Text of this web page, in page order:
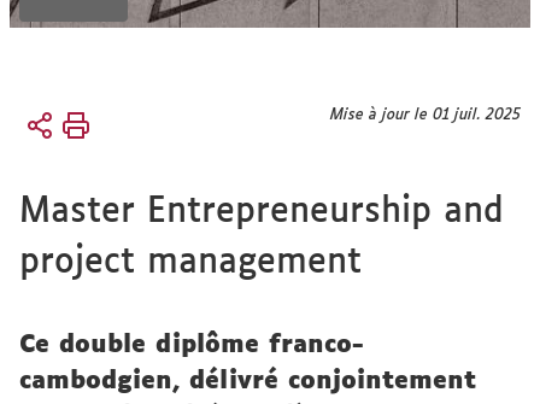
Vous
Accueil
Doubles
Mise à jour le 01 juil. 2025
Master Entrepreneurship and
project management
Ce double diplôme franco-
cambodgien, délivré conjointement